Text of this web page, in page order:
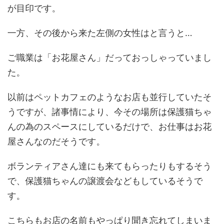
が目印です。
一方、その後から来た左側の女性はと言うと…
ご職業は「お花屋さん」だっておっしゃっていまし
た。
以前はペットカフェのようなお店も並行していたそ
うですが、諸事情により、今その場所は保護猫ちゃ
んの為のスペースにしているだけで、お仕事はお花
屋さんなのだそうです。
ボランティアさん達にも来てもらったりもするそう
で、保護猫ちゃんの譲渡会などもしているそうで
す。
こちらもお店の名前もやっぱり聞き忘れてしまいま